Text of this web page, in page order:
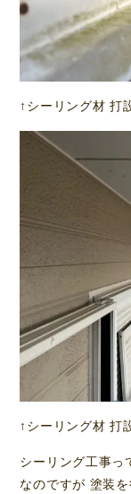
↑シーリング材 打
↑シーリング材 打
シーリング工事っ
なのですが 塗装